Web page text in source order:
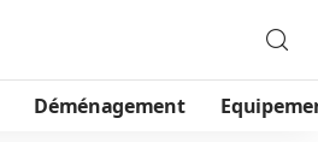
Déménagement